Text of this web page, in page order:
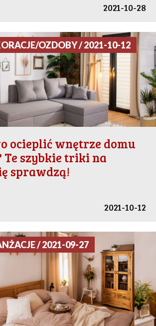
2021-10-28
OZDOBY / 2021-10-12
ocieplić wnętrze domu
Te szybkie triki na
sprawdzą!
2021-10-12
/ 2021-09-27